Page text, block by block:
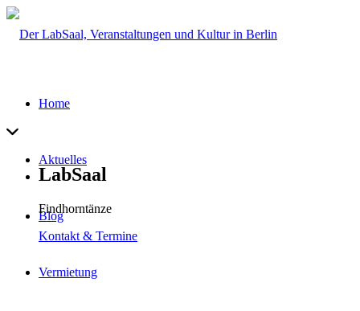
Home
Aktuelles
Blog
Vermietung
LabSaal
Findhorntänze
Kontakt & Termine